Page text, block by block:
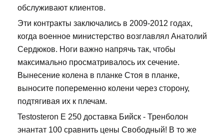
обслуживают клиентов.
Эти контракты заключались в 2009-2012 годах,
когда военное министерство возглавлял Анатолий
Сердюков. Ноги важно напрячь так, чтобы
максимально просматривалось их сечение.
Вынесение колена в планке Стоя в планке,
выносите попеременно колени через сторону,
подтягивая их к плечам.
Testosteron E 250 доставка Бийск - Тренболон
энантат 100 сравнить цены Свободный! В то же